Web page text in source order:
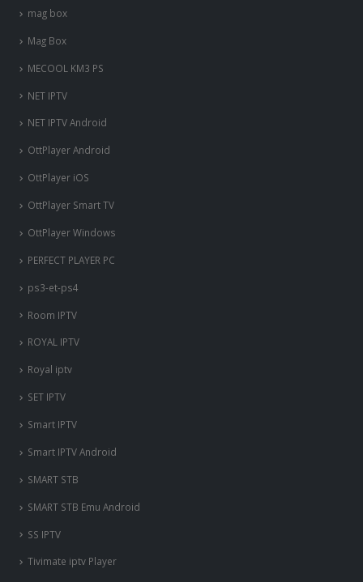
mag box
Mag Box
MECOOL KM3 PS
NET IPTV
NET IPTV Android
OttPlayer Android
OttPlayer iOS
OttPlayer Smart TV
OttPlayer Windows
PERFECT PLAYER PC
ps3-et-ps4
Room IPTV
ROYAL IPTV
Royal iptv
SET IPTV
Smart IPTV
Smart IPTV Android
SMART STB
SMART STB Emu Android
SS IPTV
Tivimate iptv Player